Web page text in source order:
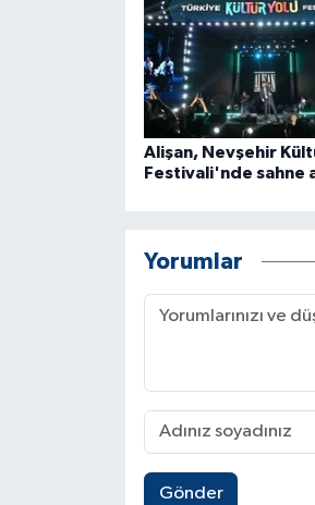
Alişan, Nevşehir
Festivali'nde sahne
Yorumlar
Gönder
TEKNOLOJİ
ÜLKE GÜNDEMİ
Yerel Haberler